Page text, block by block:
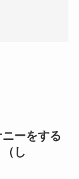
ーをする
し